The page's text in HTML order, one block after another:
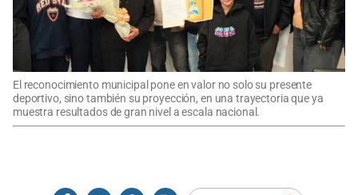
El reconocimiento municipal pone en valor no solo su presente
deportivo, sino también su proyección, en una trayectoria que ya
muestra resultados de gran nivel a escala nacional.